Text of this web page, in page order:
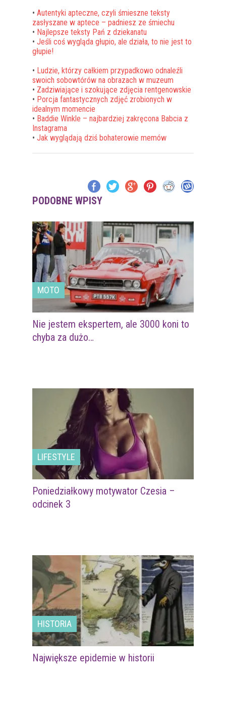
• Autentyki apteczne, czyli śmieszne teksty
zasłyszane w aptece – padniesz ze śmiechu
• Najlepsze teksty Pań z dziekanatu
• Jeśli coś wygląda głupio, ale działa, to nie jest to
głupie!
• Ludzie, którzy całkiem przypadkowo odnaleźli
swoich sobowtórów na obrazach w muzeum
• Zadziwiające i szokujące zdjęcia rentgenowskie
• Porcja fantastycznych zdjęć zrobionych w
idealnym momencie
• Baddie Winkle – najbardziej zakręcona Babcia z
Instagrama
• Jak wyglądają dziś bohaterowie memów
PODOBNE WPISY
MOTO
Nie jestem ekspertem, ale 3000 koni to
chyba za dużo…
LIFESTYLE
Poniedziałkowy motywator Czesia –
odcinek 3
HISTORIA
Największe epidemie w historii